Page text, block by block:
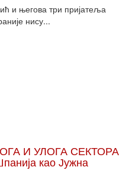
и његова три пријатеља
нису...
И УЛОГА СЕКТОРА
као Јужна